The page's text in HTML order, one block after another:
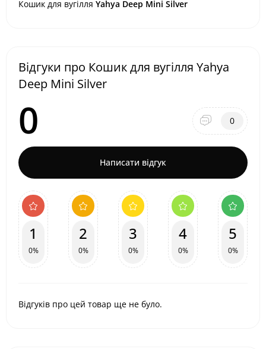
Кошик для вугілля Yahya Deep Mini Silver
Відгуки про Кошик для вугілля Yahya
Deep Mini Silver
0 0
Написати відгук
1
0%
2
0%
3
0%
4
0%
5
0%
Відгуків про цей товар ще не було.